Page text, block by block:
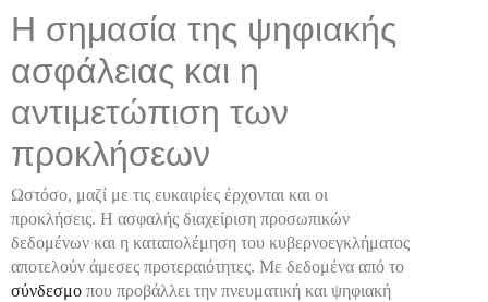
Η σημασία της ψηφιακής
ασφάλειας και η
αντιμετώπιση των
προκλήσεων
Ωστόσο, μαζί με τις ευκαιρίες έρχονται και οι
προκλήσεις. Η ασφαλής διαχείριση προσωπικών
δεδομένων και η καταπολέμηση του κυβερνοεγκλήματος
αποτελούν άμεσες προτεραιότητες. Με δεδομένα από το
σύνδεσμο που προβάλλει την πνευματική και ψηφιακή